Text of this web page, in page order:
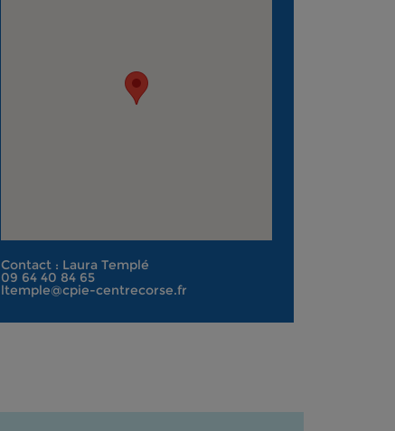
Contact : Laura Templé
09 64 40 84 65
ltemple@cpie-centrecorse.fr